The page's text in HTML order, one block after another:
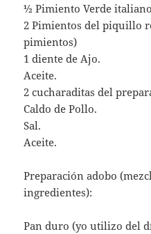
½ Pimiento Verde italiano
2 Pimientos del piquillo
pimientos)
1 diente de Ajo.
Aceite.
2 cucharaditas del
Caldo de Pollo.
Sal.
Aceite.
Preparación adobo
ingredientes):
Pan duro (yo utilizo del